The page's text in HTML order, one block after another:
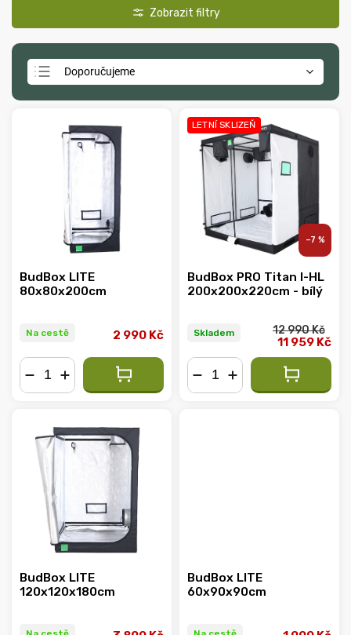
Doporučujeme
Nejdražší
Nejprodávanější
Abecedně
BudBox LITE
80x80x200cm
Na cestě 2 990 Kč
LETNÍ SKLIZEŇ
–7 %
BudBox PRO Titan I-HL
200x200x220cm - bílý
Skladem 12 990 Kč
11 959 Kč
BudBox LITE
120x120x180cm
BudBox LITE
60x90x90cm